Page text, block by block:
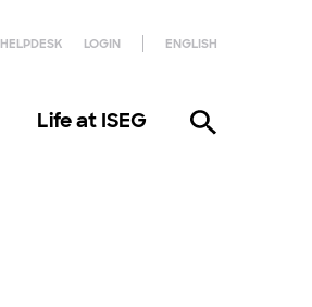
HELPDESK LOGIN ENGLISH
Life at ISEG